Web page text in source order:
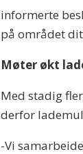
informerte
på området
Møter økt
Med stadig
derfor
-Vi